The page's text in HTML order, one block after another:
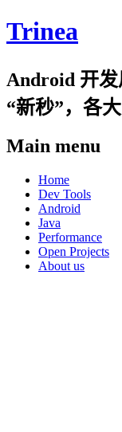
Trinea
Android 开发
“新秒”，各
Main menu
Skip
content
Home
Dev Tools
Android
Java
Performance
Open Projects
About us